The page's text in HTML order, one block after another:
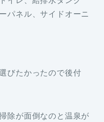
パネル、サイドオーニ
びたかったので後付
除が面倒なのと温泉が